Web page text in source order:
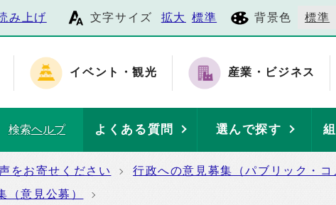
み上げ 文字サイズ 拡大 標準 背景色 標準
イベント・観光 産業・ビジネス
検索ヘルプ よくある質問 選んで探す
をお寄せください
行政への意見募集（パブリック・コ
（意見公募）